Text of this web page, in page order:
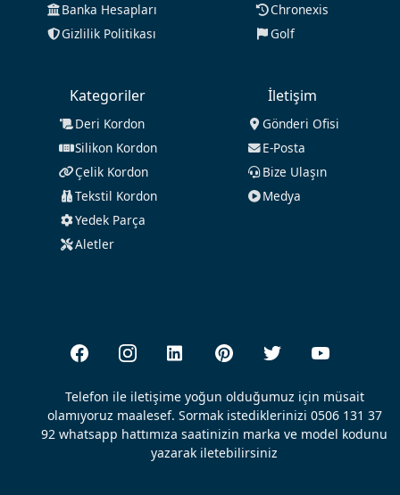
Banka Hesapları
Gizlilik Politikası
Chronexis
Golf
Kategoriler
Deri Kordon
Silikon Kordon
Çelik Kordon
Tekstil Kordon
Yedek Parça
Aletler
İletişim
Gönderi Ofisi
E-Posta
Bize Ulaşın
Medya
Telefon ile iletişime yoğun olduğumuz için müsait
olamıyoruz maalesef. Sormak istediklerinizi 0506 131 37
92 whatsapp hattımıza saatinizin marka ve model kodunu
yazarak iletebilirsiniz